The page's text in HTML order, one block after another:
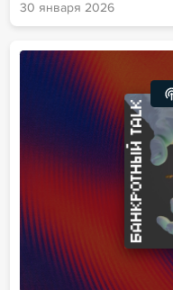
30 января 2026